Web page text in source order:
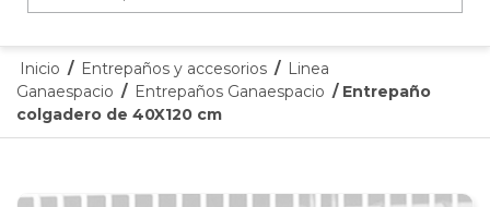
productos
Inicio / Entrepaños y accesorios / Linea
Ganaespacio / Entrepaños Ganaespacio / Entrepaño
colgadero de 40X120 cm